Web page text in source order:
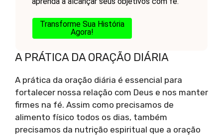
Transforme Sua História
Agora!
A PRÁTICA DA ORAÇÃO DIÁRIA
A prática da oração diária é essencial para
fortalecer nossa relação com Deus e nos manter
firmes na fé. Assim como precisamos de
alimento físico todos os dias, também
precisamos da nutrição espiritual que a oração